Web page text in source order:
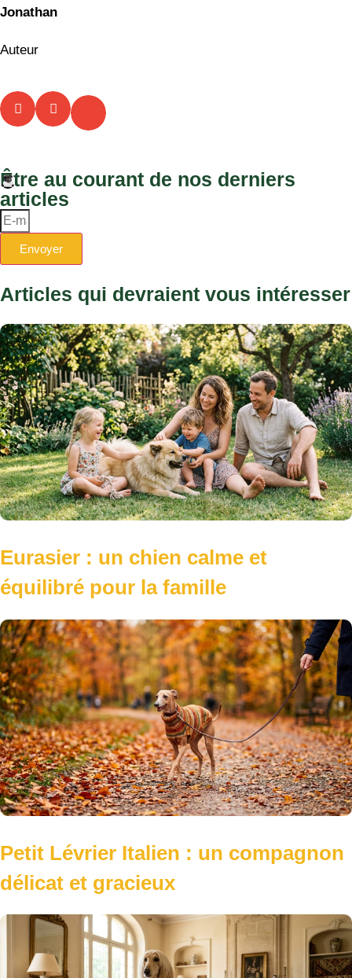
Jonathan
Auteur
Être au courant de nos derniers
articles
Envoyer
Articles qui devraient vous intéresser
Eurasier : un chien calme et
équilibré pour la famille
Petit Lévrier Italien : un compagnon
délicat et gracieux